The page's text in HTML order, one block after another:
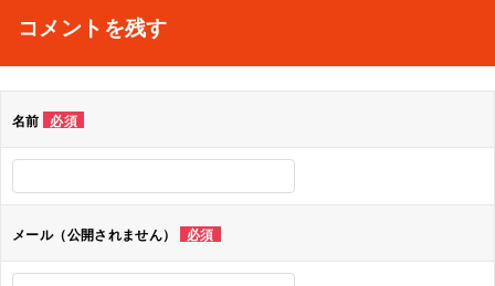
ビ
シ
ョ
ン
コメントを残す
名前 必須
メール（公開されません） 必須